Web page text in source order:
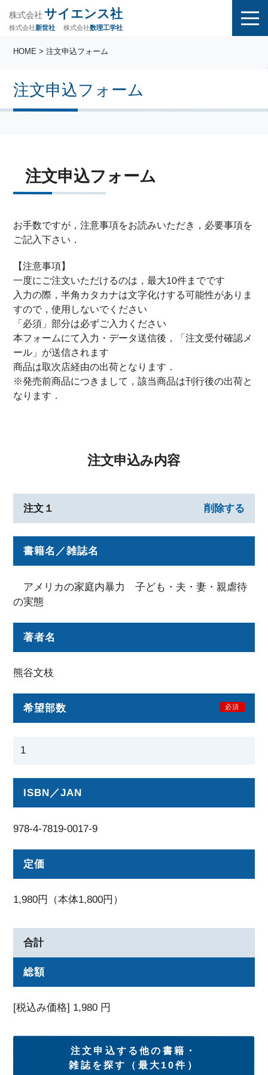
株式会社 サイエンス社
株式会社新世社 株式会社数理工学社
注文申込フォーム
HOME > 注文申込フォーム
注文申込フォーム
お手数ですが，注意事項をお読みいただき，必要事項を
ご記入下さい．
【注意事項】
一度にご注文いただけるのは，最大10件までです
入力の際，半角カタカナは文字化けする可能性がありま
すので，使用しないでください
「必須」部分は必ずご入力ください
本フォームにて入力・データ送信後，「注文受付確認メ
ール」が送信されます
商品は取次店経由の出荷となります．
※発売前商品につきまして，該当商品は刊行後の出荷と
なります．
注文申込み内容
注文１ 削除する
書籍名／雑誌名
アメリカの家庭内暴力 子ども・夫・妻・親虐待
の実態
著者名
熊谷文枝
希望部数 必須
ISBN／JAN
978-4-7819-0017-9
定価
1,980円（本体1,800円）
合計
総額
[税込み価格] 1,980 円
注文申込する他の書籍・
雑誌を探す（最大10件）